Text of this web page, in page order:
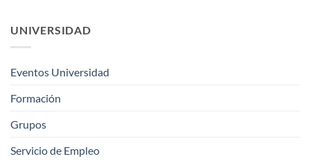
UNIVERSIDAD
Eventos Universidad
Formación
Grupos
Servicio de Empleo